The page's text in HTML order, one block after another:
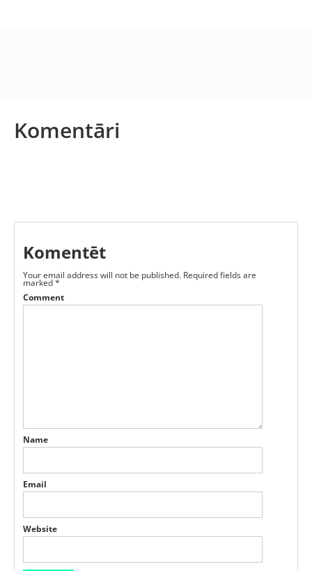
Komentāri
Komentēt
Your email address will not be published. Required fields are
marked*
Comment
Name
Email
Website